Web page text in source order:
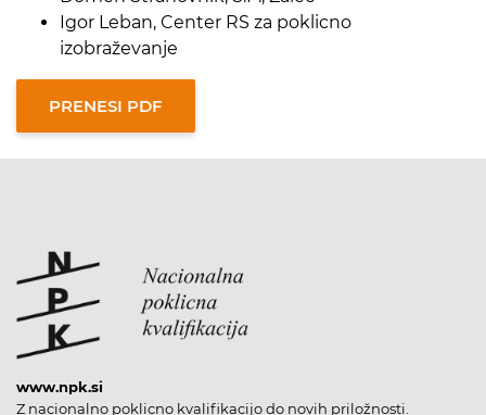
Igor Leban, Center RS za poklicno
izobraževanje
www.npk.si
Z nacionalno poklicno kvalifikacijo do novih priložnosti.